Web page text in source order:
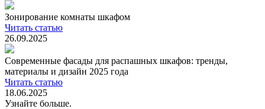
Зонирование комнаты шкафом
Читать статью
26.09.2025
Современные фасады для распашных шкафов: тренды,
материалы и дизайн 2025 года
Читать статью
18.06.2025
Узнайте больше.